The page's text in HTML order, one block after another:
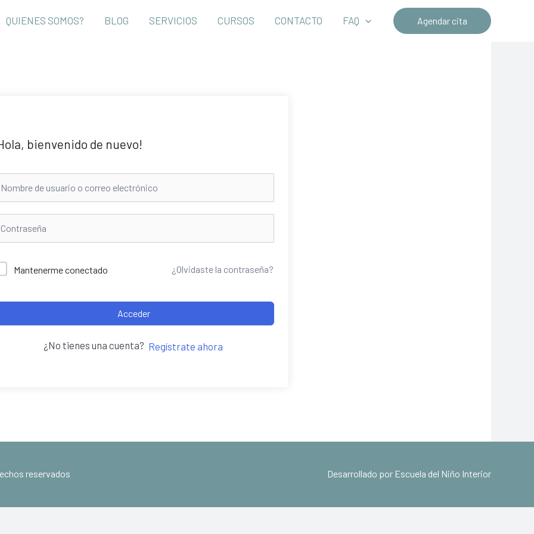
QUIENES SOMOS? BLOG SERVICIOS CURSOS CONTACTO FAQ Agendar cita
bienvenido de nuevo!
Mantenerme conectado ¿Olvidaste la contraseña?
Acceder
¿No tienes una cuenta? Regístrate ahora
reservados Desarrollado por Escuela del Niño Interior